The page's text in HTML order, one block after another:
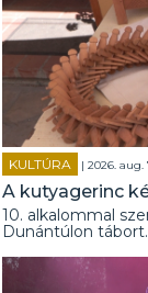
KULTÚRA | 2026. aug.
A kutyagerinc
10. alkalommal
Dunántúlon tábort.